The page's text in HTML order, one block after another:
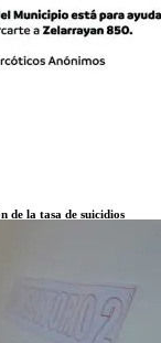
de la tasa de suicidios